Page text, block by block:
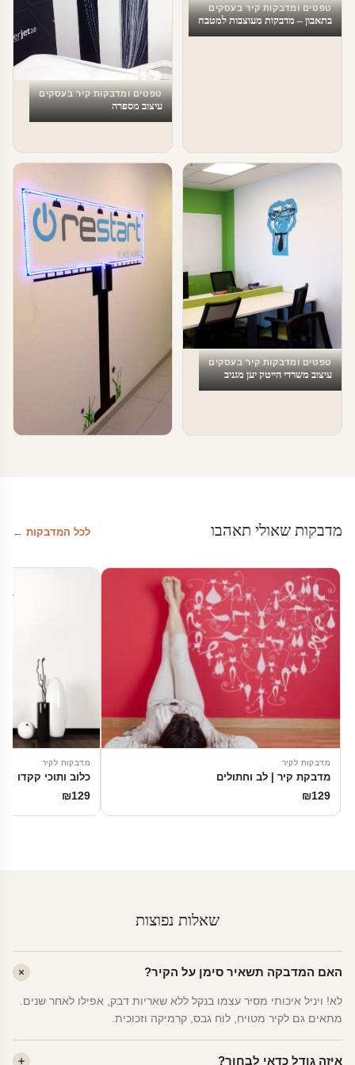
טפטים ומדבקות קיר בעסקים
בתאבון – מדבקות מעוצבות למטבח
טפטים ומדבקות קיר בעסקים
עיצוב מספרה
טפטים ומדבקות קיר בעסקים
עיצוב משרדי הייטק יען מגניב
מדבקות שאולי תאהבו לכל המדבקות ←
מדבקות לקיר
מדבקת קיר | לב וחתולים
₪129
מדבקות לקיר
כלוב ותוכי קקדו
₪129
שאלות נפוצות
האם המדבקה תשאיר סימן על הקיר?
לא! ויניל איכותי מסיר עצמו בנקל ללא שאריות דבק, אפילו לאחר שנים.
מתאים גם לקיר מטויח, לוח גבס, קרמיקה וזכוכית.
איזה גודל כדאי לבחור?